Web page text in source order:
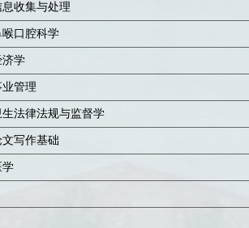
息收集与处理
喉口腔科学
济学
管理
法律法规与监督学
文写作基础
学